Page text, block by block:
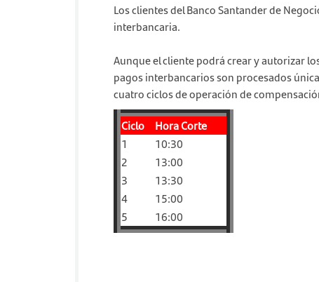
Los clientes del Banco Santander de
interbancaria.
Aunque el cliente podrá crear y autorizar
pagos interbancarios son procesados
cuatro ciclos de operación de
Ciclo
Hora Corte
1
10:30
2
13:00
3
13:30
4
15:00
5
16:00